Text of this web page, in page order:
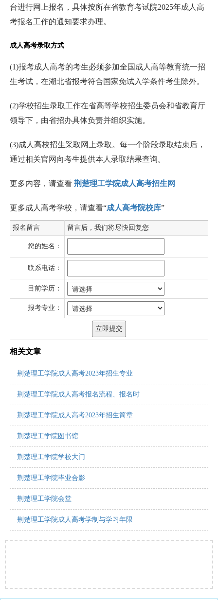
台进行网上报名，具体按所在省教育考试院2025年成人高
考报名工作的通知要求办理。
成人高考录取方式
(1)报考成人高考的考生必须参加全国成人高等教育统一招
生考试，在湖北省报考符合国家免试入学条件考生除外。
(2)学校招生录取工作在省高等学校招生委员会和省教育厅
领导下，由省招办具体负责并组织实施。
(3)成人高校招生采取网上录取。每一个阶段录取结束后，
通过相关官网向考生提供本人录取结果查询。
更多内容，请查看 荆楚理工学院成人高考招生网
更多成人高考学校，请查看“成人高考院校库”
报名留言 留言后，我们将尽快回复您
您的姓名：
联系电话：
目前学历：
报考专业：
相关文章
荆楚理工学院成人高考2023年招生专业
荆楚理工学院成人高考报名流程、报名时
荆楚理工学院成人高考2023年招生简章
荆楚理工学院图书馆
荆楚理工学院学校大门
荆楚理工学院毕业合影
荆楚理工学院会堂
荆楚理工学院成人高考学制与学习年限